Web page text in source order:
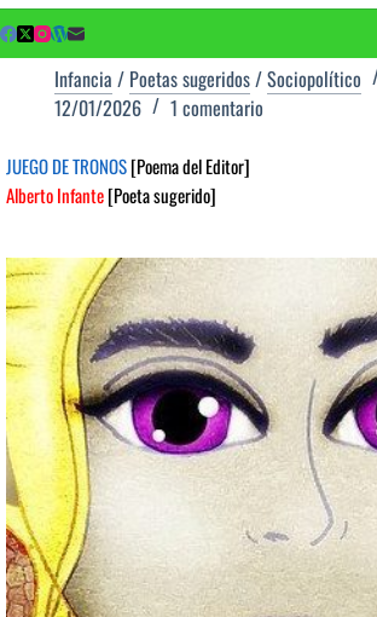
Infancia / Poetas sugeridos/Sociopolítico
12/01/2026
1 comentario
JUEGO DE TRONOS[Poema del Editor]
Alberto Infante[Poeta sugerido]